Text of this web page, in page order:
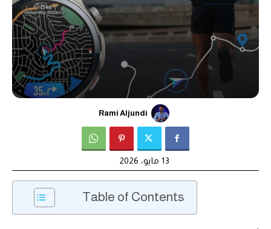
Rami Aljundi
13 مايو، 2026
Table of Contents